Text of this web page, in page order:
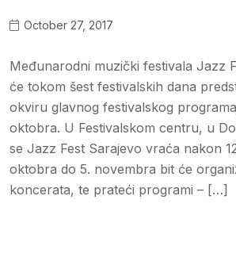
October 27, 2017
Međunarodni muzički festivala Jazz
će tokom šest festivalskih dana
okviru glavnog festivalskog
oktobra. U Festivalskom centru, u
se Jazz Fest Sarajevo vraća nakon
oktobra do 5. novembra bit će
koncerata, te prateći programi – […]